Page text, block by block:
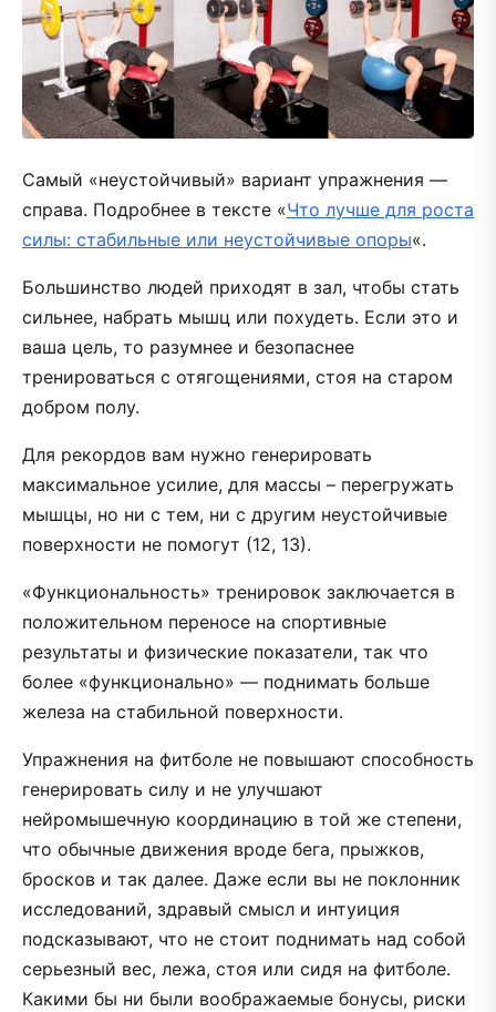
Самый «неустойчивый» вариант упражнения —
справа. Подробнее в тексте «Что лучше для роста
силы: стабильные или неустойчивые опоры«.
Большинство людей приходят в зал, чтобы стать
сильнее, набрать мышц или похудеть. Если это и
ваша цель, то разумнее и безопаснее
тренироваться с отягощениями, стоя на старом
добром полу.
Для рекордов вам нужно генерировать
максимальное усилие, для массы – перегружать
мышцы, но ни с тем, ни с другим неустойчивые
поверхности не помогут (12, 13).
«Функциональность» тренировок заключается в
положительном переносе на спортивные
результаты и физические показатели, так что
более «функционально» — поднимать больше
железа на стабильной поверхности.
Упражнения на фитболе не повышают способность
генерировать силу и не улучшают
нейромышечную координацию в той же степени,
что обычные движения вроде бега, прыжков,
бросков и так далее. Даже если вы не поклонник
исследований, здравый смысл и интуиция
подсказывают, что не стоит поднимать над собой
серьезный вес, лежа, стоя или сидя на фитболе.
Какими бы ни были воображаемые бонусы, риски